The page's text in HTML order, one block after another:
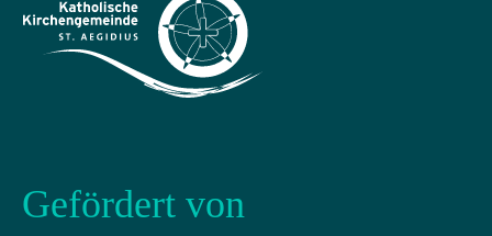
Gefördert von